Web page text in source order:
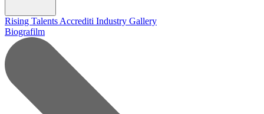
Rising Talents Accrediti Industry Gallery
Biografilm